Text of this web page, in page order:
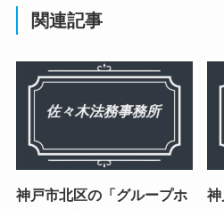
関連記事
神戸市北区の「グループホ